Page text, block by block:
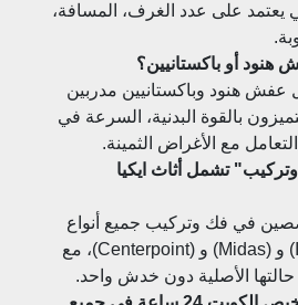
يعتمد على عدد الغرف، المسافة،
أو باكستانيين؟
عفش هنود وباكستانيين مدربين
بالقوة البدنية، السرعة في
التعامل مع الأغراض الثمينة.
تشمل أثاث ايكيا
في فك وتركيب جميع أنواع
الأثاث المودرن مثل (IKEA) و (Midas) و (Centerpoint)، مع
الأصلية دون خدش واحد.